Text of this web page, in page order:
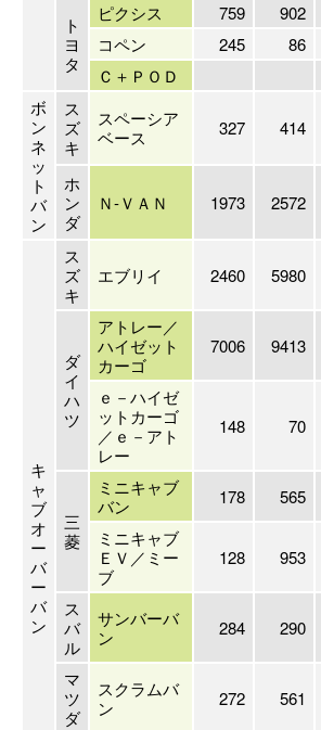
ト
ヨ
タ
ピクシス 759 902
コペン
245 86
Ｃ＋ＰＯＤ
ボ
ン
ネ
ッ
ト
バ
ン
ス
ズ
キ
スペーシア
ベース
327 414
ホ
ン
ダ
Ｎ-ＶＡＮ 1973 2572
キ
ャ
ブ
オ
ー
バ
ー
バ
ン
ス
ズ
キ
エブリイ 2460 5980
ダ
イ
ハ
ツ
アトレー／
ハイゼット
カーゴ
7006 9413
ｅ－ハイゼ
ットカーゴ
／ｅ－アト
レー
148 70
三
菱
ミニキャブ
バン
178 565
ミニキャブ
ＥＶ／ミー
ブ
128 953
ス
バ
ル
サンバーバ
ン
284 290
マ
ツ
ダ
スクラムバ
ン
272 561